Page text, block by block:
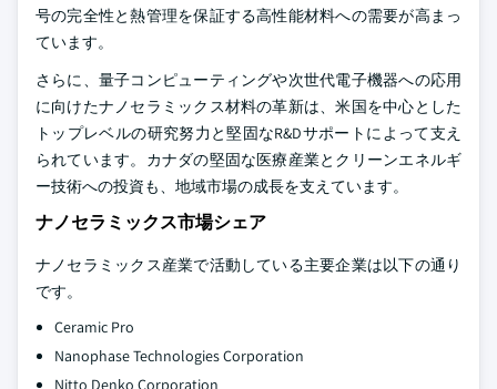
号の完全性と熱管理を保証する高性能材料への需要が高まっ
ています。
さらに、量子コンピューティングや次世代電子機器への応用
に向けたナノセラミックス材料の革新は、米国を中心とした
トップレベルの研究努力と堅固なR&Dサポートによって支え
られています。カナダの堅固な医療産業とクリーンエネルギ
ー技術への投資も、地域市場の成長を支えています。
ナノセラミックス市場シェア
ナノセラミックス産業で活動している主要企業は以下の通り
です。
Ceramic Pro
Nanophase Technologies Corporation
Nitto Denko Corporation